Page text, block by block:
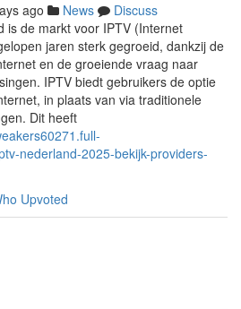
ago News
Discuss
is de markt voor IPTV (Internet
jaren sterk gegroeid, dankzij de
en de groeiende vraag naar
IPTV biedt gebruikers de optie
in plaats van via traditionele
Dit heeft
nederland-2025-bekijk-providers-
Upvoted